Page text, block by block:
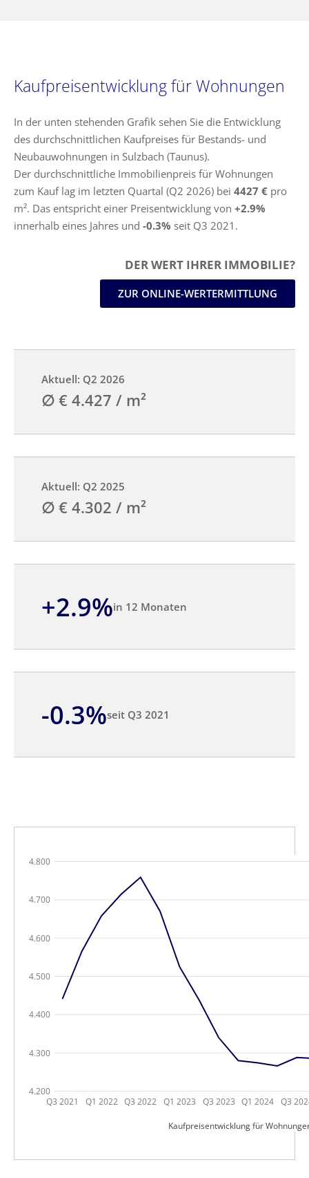
Kaufpreisentwicklung für Wohnungen
In der unten stehenden Grafik sehen Sie die Entwicklung
des durchschnittlichen Kaufpreises für Bestands- und
Neubauwohnungen in Sulzbach (Taunus).
Der durchschnittliche Immobilienpreis für Wohnungen
zum Kauf lag im letzten Quartal (Q2 2026) bei 4427 € pro
m². Das entspricht einer Preisentwicklung von +2.9%
innerhalb eines Jahres und -0.3% seit Q3 2021.
DER WERT IHRER IMMOBILIE?
ZUR ONLINE-WERTERMITTLUNG
Aktuell: Q2 2026
∅ € 4.427 / m²
Aktuell: Q2 2025
∅ € 4.302 / m²
+2.9%in 12 Monaten
-0.3%seit Q3 2021
Q3 2021 Q1 2022 Q3 2022 Q1 2023 Q3 2023 Q1 2024 Q3
Kaufpreisentwicklung für
4.200
4.300
4.400
4.500
4.600
4.700
4.800